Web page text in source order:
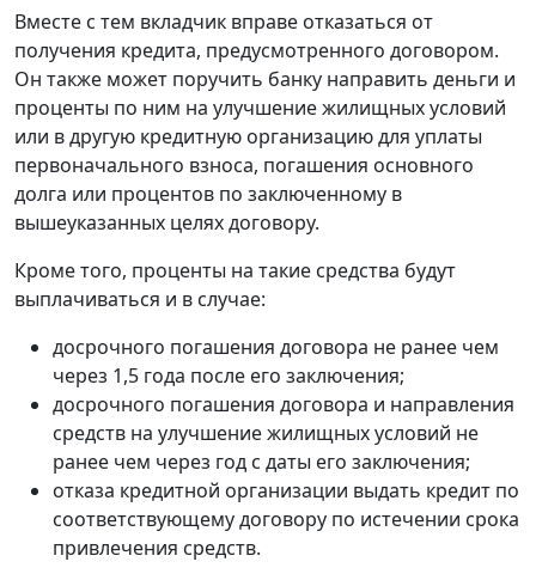
Вместе с тем вкладчик вправе отказаться от
получения кредита, предусмотренного договором.
Он также может поручить банку направить деньги и
проценты по ним на улучшение жилищных условий
или в другую кредитную организацию для уплаты
первоначального взноса, погашения основного
долга или процентов по заключенному в
вышеуказанных целях договору.
Кроме того, проценты на такие средства будут
выплачиваться и в случае:
досрочного погашения договора не ранее чем
через 1,5 года после его заключения;
досрочного погашения договора и направления
средств на улучшение жилищных условий не
ранее чем через год с даты его заключения;
отказа кредитной организации выдать кредит по
соответствующему договору по истечении срока
привлечения средств.